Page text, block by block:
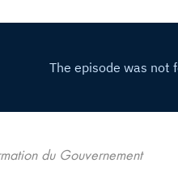
du Gouvernement